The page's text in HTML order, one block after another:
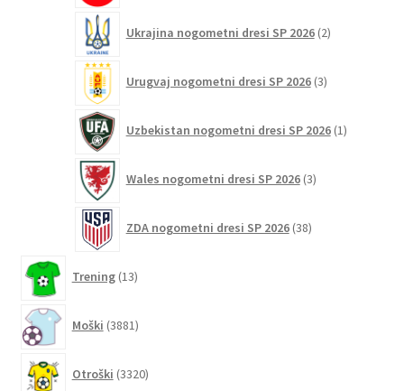
Ukrajina nogometni dresi SP 2026 2izdelka
Urugvaj nogometni dresi SP 2026 3izdelki
Uzbekistan nogometni dresi SP 2026 1izdelek
Wales nogometni dresi SP 2026 3izdelki
ZDA nogometni dresi SP 2026 38izdelkov
Trening 13izdelkov
Moški 3881izdelkov
Otroški 3320izdelkov